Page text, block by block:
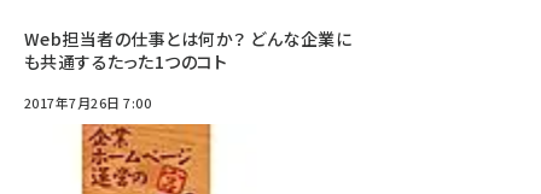
Web担当者の仕事とは何か？ どんな企業に
も共通するたった1つのコト
2017年7月26日 7:00